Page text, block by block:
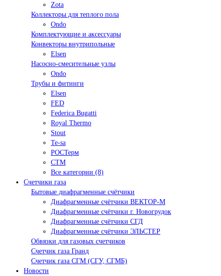
Zota
Коллекторы для теплого пола
Ondo
Комплектующие и аксессуары
Конвекторы внутрипольные
Elsen
Насосно-смесительные узлы
Ondo
Трубы и фитинги
Elsen
FED
Federica Bugatti
Royal Thermo
Stout
Te-sa
РОСТерм
СТМ
Все категории (8)
Счетчики газа
Бытовые диафрагменные счётчики
Диафрагменные счётчики ВЕКТОР-М
Диафрагменные счётчики г. Новогрудок
Диафрагменные счётчики СГД
Диафрагменные счётчики ЭЛЬСТЕР
Обвязки для газовых счетчиков
Счетчик газа Гранд
Счетчик газа СГМ (СГУ, СГМБ)
Новости